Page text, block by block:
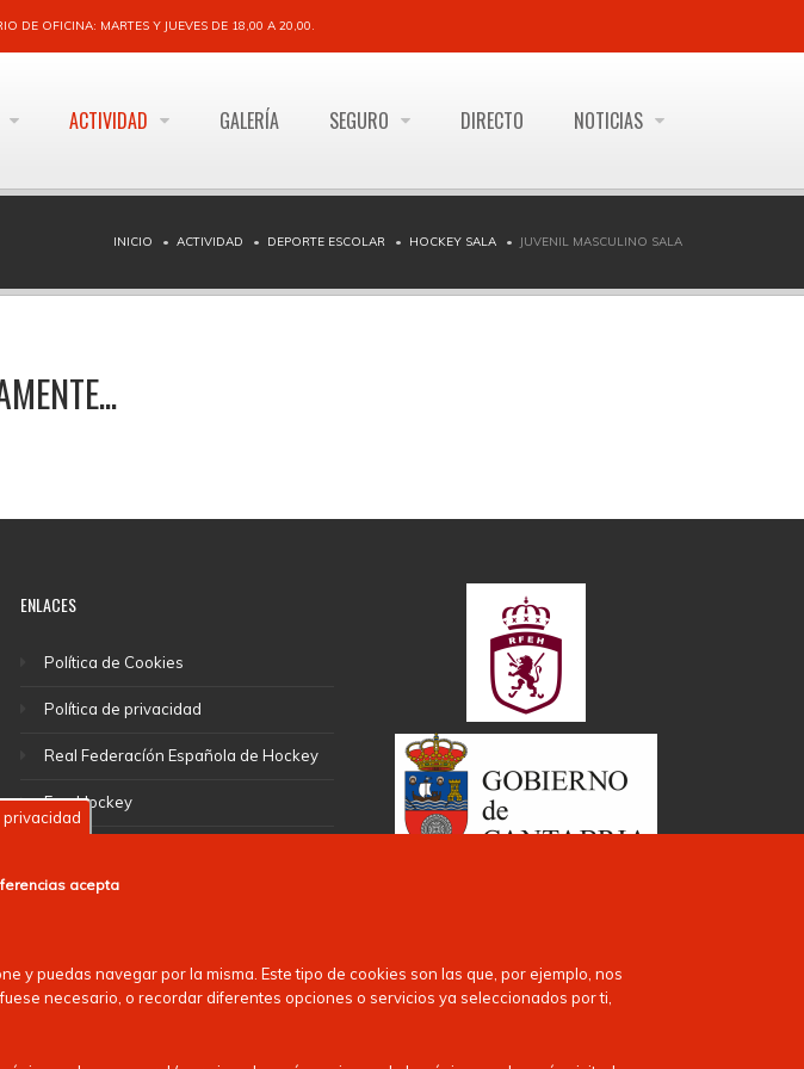
DE OFICINA: MARTES Y JUEVES DE 18,00 A 20,00.
ACTIVIDAD GALERÍA SEGURO DIRECTO NOTICIAS
INICIO ACTIVIDAD DEPORTE ESCOLAR HOCKEY SALA JUVENIL MASCULINO SALA
ENLACES
Política de Cookies
Política de privacidad
Real Federacíón Española de Hockey
EuroHockey
privacidad
acepta
y puedas navegar por la misma. Este tipo de cookies son las que, por ejemplo, nos
necesario, o recordar diferentes opciones o servicios ya seleccionados por ti,